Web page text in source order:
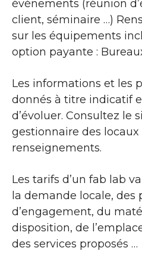
événements (réunion
client, séminaire …)
sur les équipements
option payante :
Les informations et les
donnés à titre indicatif
d’évoluer. Consultez le
gestionnaire des
renseignements.
Les tarifs d’un fab lab
la demande locale, des
d’engagement, du
disposition, de
des services proposés …